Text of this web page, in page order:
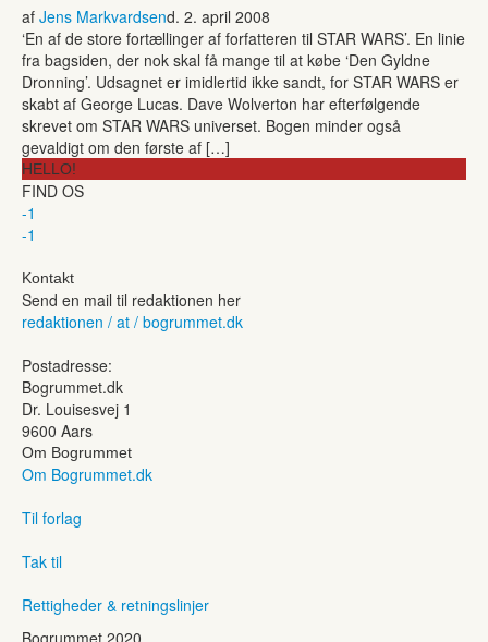
af Jens Markvardsend. 2. april 2008
‘En af de store fortællinger af forfatteren til STAR WARS’. En linie
fra bagsiden, der nok skal få mange til at købe ‘Den Gyldne
Dronning’. Udsagnet er imidlertid ikke sandt, for STAR WARS er
skabt af George Lucas. Dave Wolverton har efterfølgende
skrevet om STAR WARS universet. Bogen minder også
gevaldigt om den første af […]
HELLO!
FIND OS
-1
-1
Kontakt
Send en mail til redaktionen her
redaktionen / at / bogrummet.dk
Postadresse:
Bogrummet.dk
Dr. Louisesvej 1
9600 Aars
Om Bogrummet
Om Bogrummet.dk
Til forlag
Tak til
Rettigheder & retningslinjer
Bogrummet 2020